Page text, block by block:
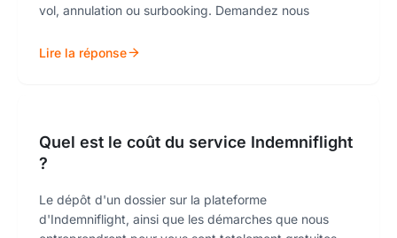
vol, annulation ou surbooking. Demandez nous
Lire la réponse
Quel est le coût du service Indemniflight
?
Le dépôt d'un dossier sur la plateforme
d'Indemniflight, ainsi que les démarches que nous